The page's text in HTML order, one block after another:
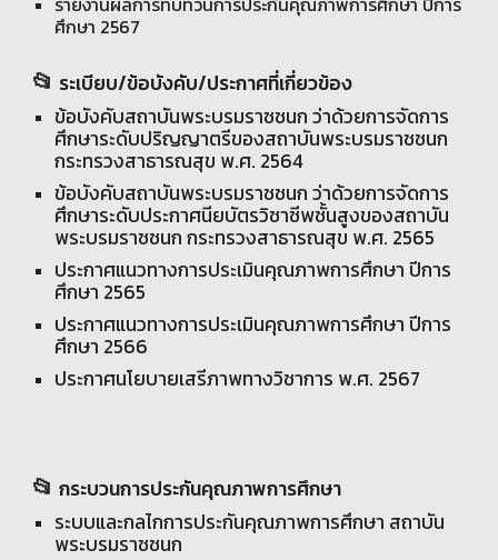
ศึกษา 2567
📂 ระเบียบ/ข้อบังคับ/ประกาศที่เกี่ยวข้อง
ข้อบังคับสถาบันพระบรมราชชนก ว่าด้วยการจัดการ
ศึกษาระดับปริญญาตรีของสถาบันพระบรมราชชนก
กระทรวงสาธารณสุข พ.ศ. 2564
ข้อบังคับสถาบันพระบรมราชชนก ว่าด้วยการจัดการ
ศึกษาระดับประกาศนียบัตรวิชาชีพชั้นสูงของสถาบัน
พระบรมราชชนก กระทรวงสาธารณสุข พ.ศ. 2565
ประกาศแนวทางการประเมินคุณภาพการศึกษา ปีการ
ศึกษา 2565
ประกาศแนวทางการประเมินคุณภาพการศึกษา ปีการ
ศึกษา 2566
ประกาศนโยบายเสรีภาพทางวิชาการ พ.ศ. 2567
📂กระบวนการประกันคุณภาพการศึกษา
ระบบและกลไกการประกันคุณภาพการศึกษา สถาบัน
พระบรมราชชนก